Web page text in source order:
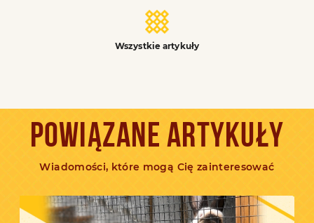
Wszystkie artykuły
POWIĄZANE ARTYKUŁY
Wiadomości, które mogą Cię zainteresować